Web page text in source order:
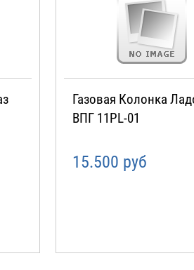
Газовая Колонка
ВПГ 11PL-01
15.500 руб